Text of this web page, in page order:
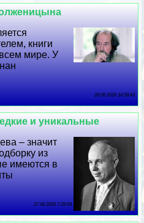
книги
мире. У
28 06 2026 14:58:43
и уникальные
– значит
из
имеются в
27 06 2026 7:39:54